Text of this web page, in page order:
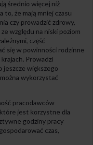
średnio więcej niż
to, że mają mniej czasu
czy prowadzić zdrowy,
względu na niski poziom
część
się w powinności rodzinne
Prowadzi
jeszcze większego
wykorzystać
pracodawców
jest korzystne dla
godziny pracy
czas,